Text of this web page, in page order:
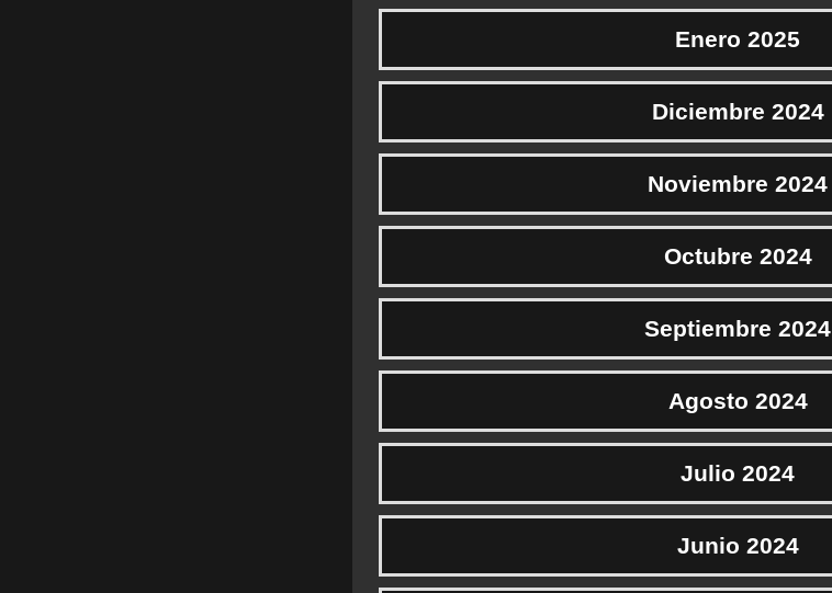
Enero 2025
Diciembre 2024
Noviembre 2024
Octubre 2024
Septiembre 2024
Agosto 2024
Julio 2024
Junio 2024